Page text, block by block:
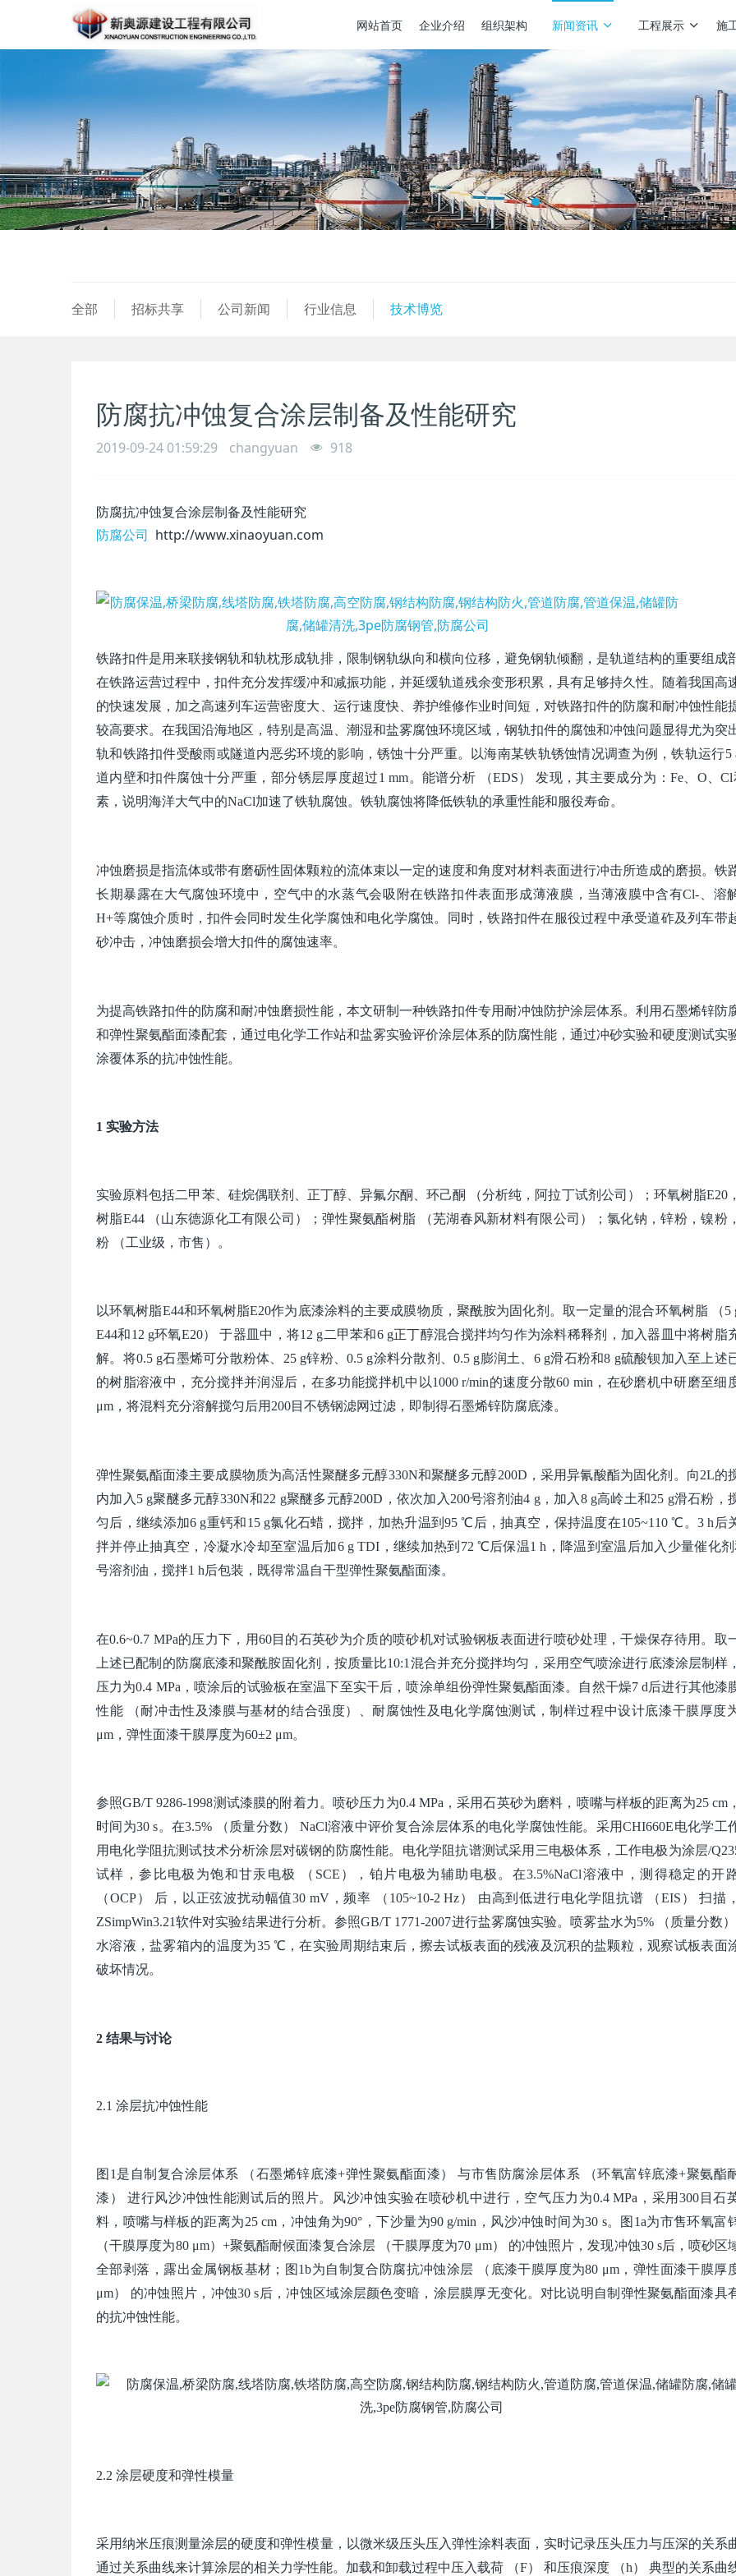
网站首页 企业介绍 组织架构 新闻资讯 工程展示 施
全部 招标共享 公司新闻 行业信息 技术博览
防腐抗冲蚀复合涂层制备及性能研究
2019-09-24 01:59:29 changyuan 918
防腐抗冲蚀复合涂层制备及性能研究
防腐公司 http://www.xinaoyuan.com
铁路扣件是用来联接钢轨和轨枕形成轨排，限制钢轨纵向和横向位移，避免钢轨倾翻，是轨道结构的重要组成
在铁路运营过程中，扣件充分发挥缓冲和减振功能，并延缓轨道残余变形积累，具有足够持久性。随着我国高
的快速发展，加之高速列车运营密度大、运行速度快、养护维修作业时间短，对铁路扣件的防腐和耐冲蚀性能
较高要求。在我国沿海地区，特别是高温、潮湿和盐雾腐蚀环境区域，钢轨扣件的腐蚀和冲蚀问题显得尤为突
轨和铁路扣件受酸雨或隧道内恶劣环境的影响，锈蚀十分严重。以海南某铁轨锈蚀情况调查为例，铁轨运行5
道内壁和扣件腐蚀十分严重，部分锈层厚度超过1 mm。能谱分析 （EDS） 发现，其主要成分为：Fe、O、Cl
素，说明海洋大气中的NaCl加速了铁轨腐蚀。铁轨腐蚀将降低铁轨的承重性能和服役寿命。
冲蚀磨损是指流体或带有磨砺性固体颗粒的流体束以一定的速度和角度对材料表面进行冲击所造成的磨损。铁
长期暴露在大气腐蚀环境中，空气中的水蒸气会吸附在铁路扣件表面形成薄液膜，当薄液膜中含有Cl-、溶
H+等腐蚀介质时，扣件会同时发生化学腐蚀和电化学腐蚀。同时，铁路扣件在服役过程中承受道砟及列车带
砂冲击，冲蚀磨损会增大扣件的腐蚀速率。
为提高铁路扣件的防腐和耐冲蚀磨损性能，本文研制一种铁路扣件专用耐冲蚀防护涂层体系。利用石墨烯锌防
和弹性聚氨酯面漆配套，通过电化学工作站和盐雾实验评价涂层体系的防腐性能，通过冲砂实验和硬度测试实
涂覆体系的抗冲蚀性能。
1 实验方法
实验原料包括二甲苯、硅烷偶联剂、正丁醇、异氟尔酮、环己酮 （分析纯，阿拉丁试剂公司）；环氧树脂E20
树脂E44 （山东德源化工有限公司）；弹性聚氨酯树脂 （芜湖春风新材料有限公司）；氯化钠，锌粉，镍粉
粉 （工业级，市售）。
以环氧树脂E44和环氧树脂E20作为底漆涂料的主要成膜物质，聚酰胺为固化剂。取一定量的混合环氧树脂 （5
E44和12 g环氧E20） 于器皿中，将12 g二甲苯和6 g正丁醇混合搅拌均匀作为涂料稀释剂，加入器皿中将树脂
解。将0.5 g石墨烯可分散粉体、25 g锌粉、0.5 g涂料分散剂、0.5 g膨润土、6 g滑石粉和8 g硫酸钡加入至上述
的树脂溶液中，充分搅拌并润湿后，在多功能搅拌机中以1000 r/min的速度分散60 min，在砂磨机中研磨至细
μm，将混料充分溶解搅匀后用200目不锈钢滤网过滤，即制得石墨烯锌防腐底漆。
弹性聚氨酯面漆主要成膜物质为高活性聚醚多元醇330N和聚醚多元醇200D，采用异氰酸酯为固化剂。向2L的
内加入5 g聚醚多元醇330N和22 g聚醚多元醇200D，依次加入200号溶剂油4 g，加入8 g高岭土和25 g滑石粉，
匀后，继续添加6 g重钙和15 g氯化石蜡，搅拌，加热升温到95 ℃后，抽真空，保持温度在105~110 ℃。3 h后
拌并停止抽真空，冷凝水冷却至室温后加6 g TDI，继续加热到72 ℃后保温1 h，降温到室温后加入少量催化剂
号溶剂油，搅拌1 h后包装，既得常温自干型弹性聚氨酯面漆。
在0.6~0.7 MPa的压力下，用60目的石英砂为介质的喷砂机对试验钢板表面进行喷砂处理，干燥保存待用。取
上述已配制的防腐底漆和聚酰胺固化剂，按质量比10:1混合并充分搅拌均匀，采用空气喷涂进行底漆涂层制样
压力为0.4 MPa，喷涂后的试验板在室温下至实干后，喷涂单组份弹性聚氨酯面漆。自然干燥7 d后进行其他漆
性能 （耐冲击性及漆膜与基材的结合强度）、耐腐蚀性及电化学腐蚀测试，制样过程中设计底漆干膜厚度
μm，弹性面漆干膜厚度为60±2 μm。
参照GB/T 9286-1998测试漆膜的附着力。喷砂压力为0.4 MPa，采用石英砂为磨料，喷嘴与样板的距离为25 cm
时间为30 s。在3.5% （质量分数） NaCl溶液中评价复合涂层体系的电化学腐蚀性能。采用CHI660E电化学工
用电化学阻抗测试技术分析涂层对碳钢的防腐性能。电化学阻抗谱测试采用三电极体系，工作电极为涂层/
试样，参比电极为饱和甘汞电极 （SCE），铂片电极为辅助电极。在3.5%NaCl溶液中，测得稳定的开
（OCP） 后，以正弦波扰动幅值30 mV，频率 （105~10-2 Hz） 由高到低进行电化学阻抗谱 （EIS） 扫描
ZSimpWin3.21软件对实验结果进行分析。参照GB/T 1771-2007进行盐雾腐蚀实验。喷雾盐水为5% （质量分数
水溶液，盐雾箱内的温度为35 ℃，在实验周期结束后，擦去试板表面的残液及沉积的盐颗粒，观察试板表面
破坏情况。
2 结果与讨论
2.1 涂层抗冲蚀性能
图1是自制复合涂层体系 （石墨烯锌底漆+弹性聚氨酯面漆） 与市售防腐涂层体系 （环氧富锌底漆+聚氨酯
漆） 进行风沙冲蚀性能测试后的照片。风沙冲蚀实验在喷砂机中进行，空气压力为0.4 MPa，采用300目石
料，喷嘴与样板的距离为25 cm，冲蚀角为90°，下沙量为90 g/min，风沙冲蚀时间为30 s。图1a为市售环氧富
（干膜厚度为80 μm）+聚氨酯耐候面漆复合涂层 （干膜厚度为70 μm） 的冲蚀照片，发现冲蚀30 s后，喷砂区
全部剥落，露出金属钢板基材；图1b为自制复合防腐抗冲蚀涂层 （底漆干膜厚度为80 μm，弹性面漆干膜厚
μm） 的冲蚀照片，冲蚀30 s后，冲蚀区域涂层颜色变暗，涂层膜厚无变化。对比说明自制弹性聚氨酯面漆具
的抗冲蚀性能。
2.2 涂层硬度和弹性模量
采用纳米压痕测量涂层的硬度和弹性模量，以微米级压头压入弹性涂料表面，实时记录压头压力与压深的关系
通过关系曲线来计算涂层的相关力学性能。加载和卸载过程中压入载荷 （F） 和压痕深度 （h） 典型的关系曲